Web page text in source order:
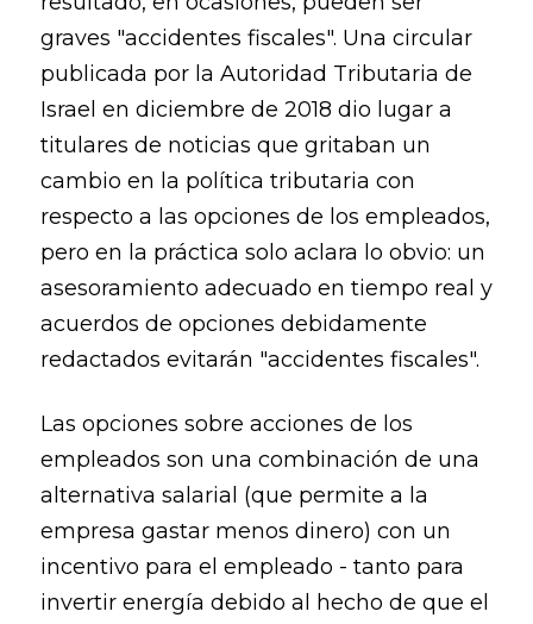
graves "accidentes fiscales". Una circular
publicada por la Autoridad Tributaria de
Israel en diciembre de 2018 dio lugar a
titulares de noticias que gritaban un
cambio en la política tributaria con
respecto a las opciones de los empleados,
pero en la práctica solo aclara lo obvio: un
asesoramiento adecuado en tiempo real y
acuerdos de opciones debidamente
redactados evitarán "accidentes fiscales".
Las opciones sobre acciones de los
empleados son una combinación de una
alternativa salarial (que permite a la
empresa gastar menos dinero) con un
incentivo para el empleado - tanto para
invertir energía debido al hecho de que el